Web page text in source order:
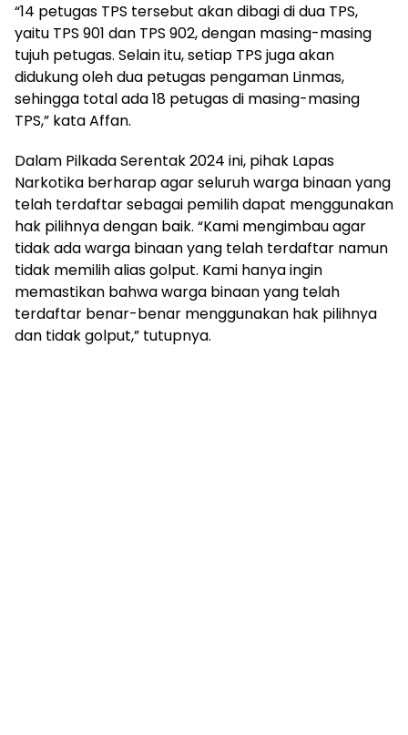
“14 petugas TPS tersebut akan dibagi di dua TPS,
yaitu TPS 901 dan TPS 902, dengan masing-masing
tujuh petugas. Selain itu, setiap TPS juga akan
didukung oleh dua petugas pengaman Linmas,
sehingga total ada 18 petugas di masing-masing
TPS,” kata Affan.
Dalam Pilkada Serentak 2024 ini, pihak Lapas
Narkotika berharap agar seluruh warga binaan yang
telah terdaftar sebagai pemilih dapat menggunakan
hak pilihnya dengan baik. “Kami mengimbau agar
tidak ada warga binaan yang telah terdaftar namun
tidak memilih alias golput. Kami hanya ingin
memastikan bahwa warga binaan yang telah
terdaftar benar-benar menggunakan hak pilihnya
dan tidak golput,” tutupnya.